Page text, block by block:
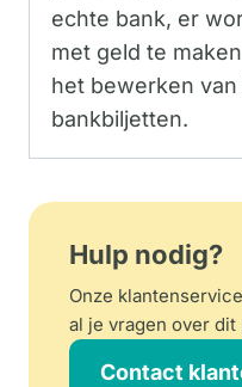
echte bank, er
met geld te
het bewerken
bankbiljetten.
Hulp nodig?
Onze
al je vragen over dit
Contact